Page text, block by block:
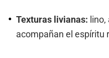
Texturas livianas:
acompañan el espíritu